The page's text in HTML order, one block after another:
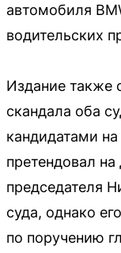
автомобиля
водительских
Издание также
скандала оба
кандидатами
претендовал
председателя
суда, однако
по поручению